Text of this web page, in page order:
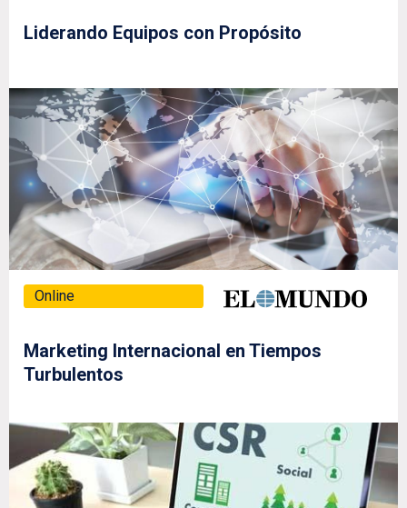
Liderando Equipos con Propósito
Online
Marketing Internacional en Tiempos
Turbulentos